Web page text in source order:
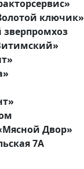
ключик»
Двор»
7А